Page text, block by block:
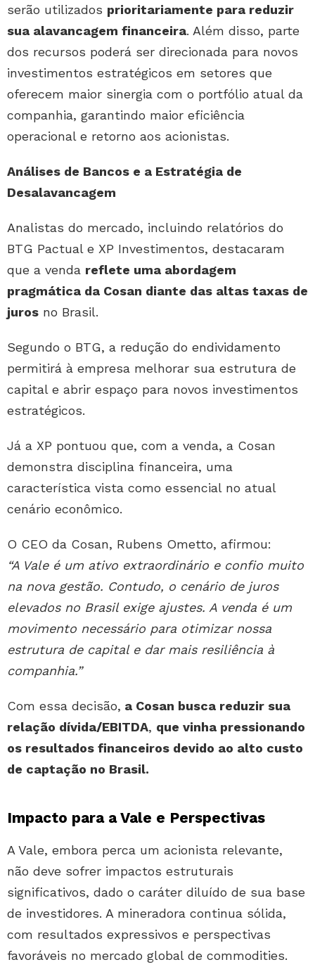
serão utilizados prioritariamente para reduzir
sua alavancagem financeira. Além disso, parte
dos recursos poderá ser direcionada para novos
investimentos estratégicos em setores que
oferecem maior sinergia com o portfólio atual da
companhia, garantindo maior eficiência
operacional e retorno aos acionistas.
Análises de Bancos e a Estratégia de
Desalavancagem
Analistas do mercado, incluindo relatórios do
BTG Pactual e XP Investimentos, destacaram
que a venda reflete uma abordagem
pragmática da Cosan diante das altas taxas de
juros no Brasil.
Segundo o BTG, a redução do endividamento
permitirá à empresa melhorar sua estrutura de
capital e abrir espaço para novos investimentos
estratégicos.
Já a XP pontuou que, com a venda, a Cosan
demonstra disciplina financeira, uma
característica vista como essencial no atual
cenário econômico.
O CEO da Cosan, Rubens Ometto, afirmou:
“A Vale é um ativo extraordinário e confio muito
na nova gestão. Contudo, o cenário de juros
elevados no Brasil exige ajustes. A venda é um
movimento necessário para otimizar nossa
estrutura de capital e dar mais resiliência à
companhia.”
Com essa decisão, a Cosan busca reduzir sua
relação dívida/EBITDA, que vinha pressionando
os resultados financeiros devido ao alto custo
de captação no Brasil.
Impacto para a Vale e Perspectivas
A Vale, embora perca um acionista relevante,
não deve sofrer impactos estruturais
significativos, dado o caráter diluído de sua base
de investidores. A mineradora continua sólida,
com resultados expressivos e perspectivas
favoráveis no mercado global de commodities.